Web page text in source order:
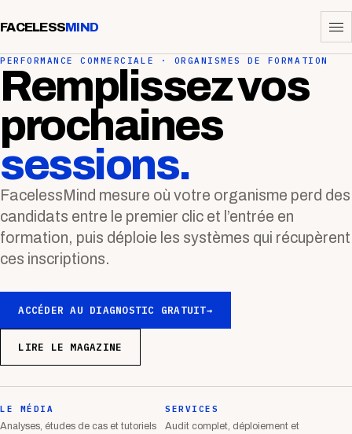
FACELESSMIND
PERFORMANCE COMMERCIALE · ORGANISMES DE FORMATION
Remplissez vos
prochaines
sessions.
FacelessMind mesure où votre organisme perd des
candidats entre le premier clic et l’entrée en
formation, puis déploie les systèmes qui récupèrent
ces inscriptions.
ACCÉDER AU DIAGNOSTIC GRATUIT→
LIRE LE MAGAZINE
LE MÉDIA
Analyses, études de cas et tutoriels
SERVICES
Audit complet, déploiement et